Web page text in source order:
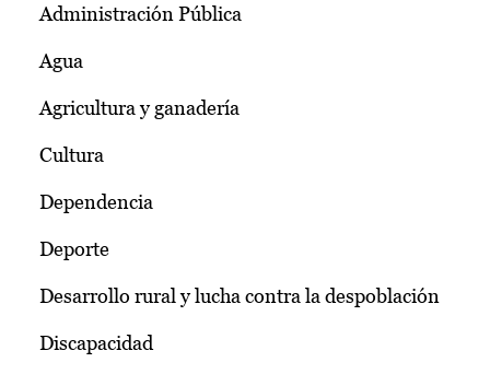
Administración Pública
Agua
Agricultura y ganadería
Cultura
Dependencia
Deporte
Desarrollo rural y lucha contra la despoblación
Discapacidad